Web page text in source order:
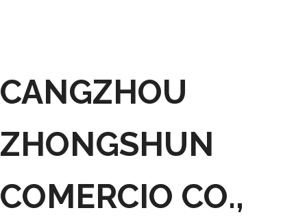
CANGZHOU
ZHONGSHUN
COMERCIO CO.,